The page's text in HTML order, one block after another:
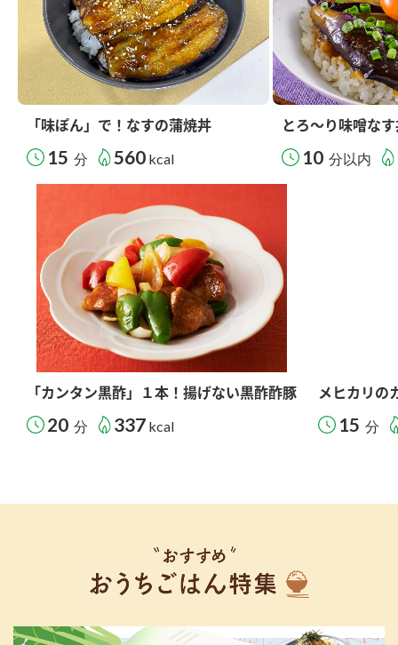
「味ぽん」で！なすの蒲焼丼
15 分 560 kcal
とろ～り味噌な
10 分以内
「カンタン黒酢」１本！揚げない黒酢酢豚
20 分 337 kcal
メヒカリの
15 分